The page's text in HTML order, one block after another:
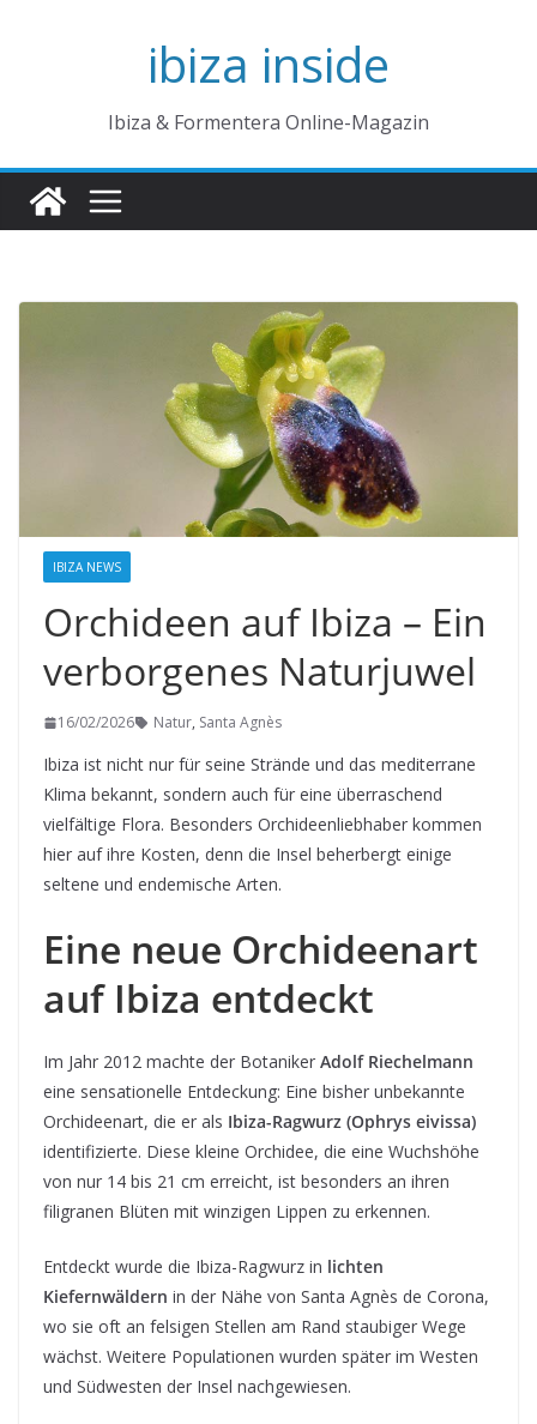
ibiza inside
Ibiza & Formentera Online-Magazin
IBIZA NEWS
Orchideen auf Ibiza – Ein
verborgenes Naturjuwel
16/02/2026 Natur, Santa Agnès
Ibiza ist nicht nur für seine Strände und das mediterrane
Klima bekannt, sondern auch für eine überraschend
vielfältige Flora. Besonders Orchideenliebhaber kommen
hier auf ihre Kosten, denn die Insel beherbergt einige
seltene und endemische Arten.
Eine neue Orchideenart
auf Ibiza entdeckt
Im Jahr 2012 machte der Botaniker Adolf Riechelmann
eine sensationelle Entdeckung: Eine bisher unbekannte
Orchideenart, die er als Ibiza-Ragwurz (Ophrys eivissa)
identifizierte. Diese kleine Orchidee, die eine Wuchshöhe
von nur 14 bis 21 cm erreicht, ist besonders an ihren
filigranen Blüten mit winzigen Lippen zu erkennen.
Entdeckt wurde die Ibiza-Ragwurz in lichten
Kiefernwäldern in der Nähe von Santa Agnès de Corona,
wo sie oft an felsigen Stellen am Rand staubiger Wege
wächst. Weitere Populationen wurden später im Westen
und Südwesten der Insel nachgewiesen.